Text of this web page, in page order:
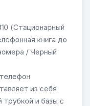
(Стационарный
книга до
/ Черный
из себя
трубкой и базы с